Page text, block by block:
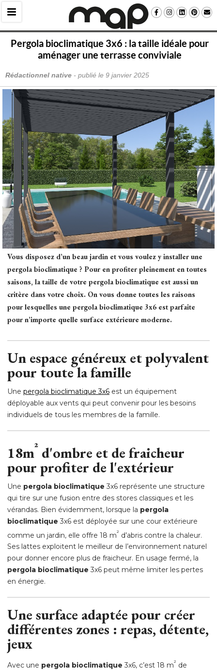
Pergola bioclimatique 3x6 : la taille idéale pour
aménager une terrasse conviviale
Rédactionnel native - publié le 9 janvier 2025
Vous disposez d’un beau jardin et vous voulez y installer une
pergola bioclimatique ? Pour en profiter pleinement en toutes
saisons, la taille de votre pergola bioclimatique est aussi un
critère dans votre choix. On vous donne toutes les raisons
pour lesquelles une pergola bioclimatique 3x6 est parfaite
pour n’importe quelle surface extérieure moderne.
Un espace généreux et polyvalent
pour toute la famille
Une pergola bioclimatique 3x6 est un équipement
déployable aux vents qui peut convenir pour les besoins
individuels de tous les membres de la famille.
18m² d'ombre et de fraicheur
pour profiter de l'extérieur
Une pergola bioclimatique 3x6 représente une structure
qui tire sur une fusion entre des stores classiques et les
vérandas. Bien évidemment, lorsque la pergola
bioclimatique 3x6 est déployée sur une cour extérieure
comme un jardin, elle offre 18 m² d’abris contre la chaleur.
Ses lattes exploitent le meilleur de l’environnement naturel
pour donner encore plus de fraicheur. En usage fermé, la
pergola bioclimatique 3x6 peut même limiter les pertes
en énergie.
Une surface adaptée pour créer
différentes zones : repas, détente,
jeux
Avec une pergola bioclimatique 3x6, c’est 18 m² de